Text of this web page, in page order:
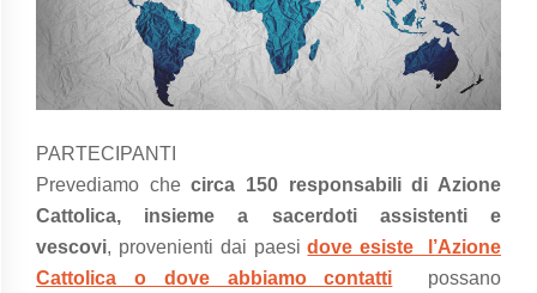
PARTECIPANTI
Prevediamo checirca 150 responsabili di Azione
Cattolica, insieme a sacerdoti assistenti e
vescovi, provenienti dai paesidove esiste l’Azione
Cattolica o dove abbiamo contatti
possano